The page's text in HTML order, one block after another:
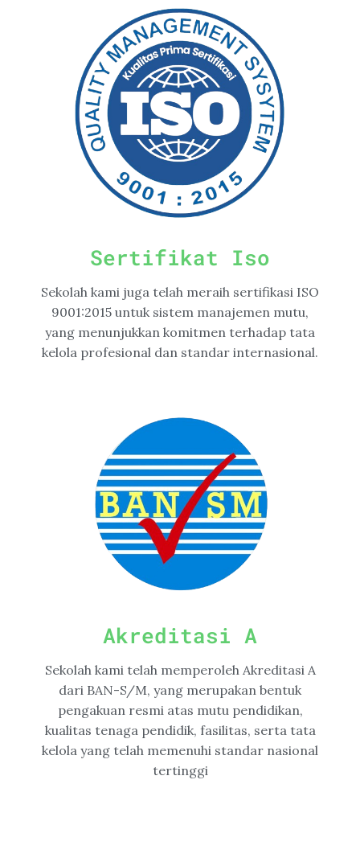
Sertifikat Iso
Sekolah kami juga telah meraih sertifikasi ISO
9001:2015 untuk sistem manajemen mutu,
yang menunjukkan komitmen terhadap tata
kelola profesional dan standar internasional.​​
Akreditasi A
Sekolah kami telah memperoleh Akreditasi A
dari BAN-S/M, yang merupakan bentuk
pengakuan resmi atas mutu pendidikan,
kualitas tenaga pendidik, fasilitas, serta tata
kelola yang telah memenuhi standar nasional
tertinggi